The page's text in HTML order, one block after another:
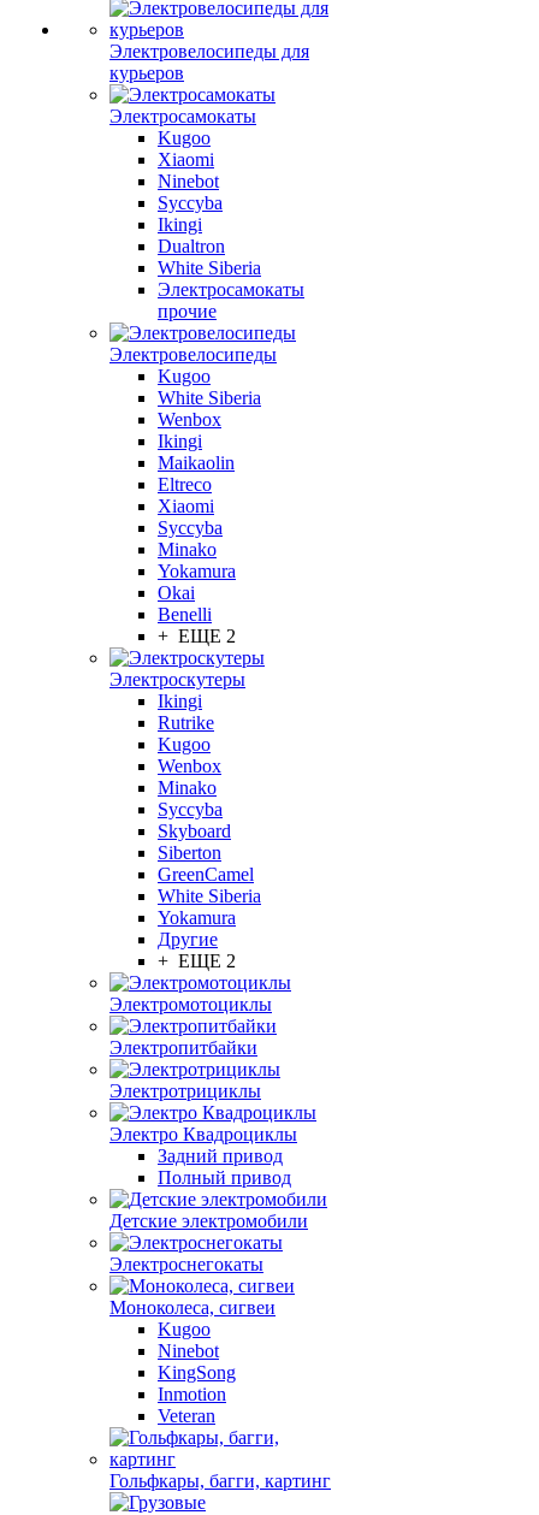
Электровелосипеды для
курьеров
Электросамокаты
Kugoo
Xiaomi
Ninebot
Syccyba
Ikingi
Dualtron
White Siberia
Электросамокаты
прочие
Электровелосипеды
Kugoo
White Siberia
Wenbox
Ikingi
Maikaolin
Eltreco
Xiaomi
Syccyba
Minako
Yokamura
Okai
Benelli
+ ЕЩЕ 2
Электроскутеры
Ikingi
Rutrike
Kugoo
Wenbox
Minako
Syccyba
Skyboard
Siberton
GreenCamel
White Siberia
Yokamura
Другие
+ ЕЩЕ 2
Электромотоциклы
Электропитбайки
Электротрициклы
Электро Квадроциклы
Задний привод
Полный привод
Детские электромобили
Электроснегокаты
Моноколеса, сигвеи
Kugoo
Ninebot
KingSong
Inmotion
Veteran
Гольфкары, багги, картинг